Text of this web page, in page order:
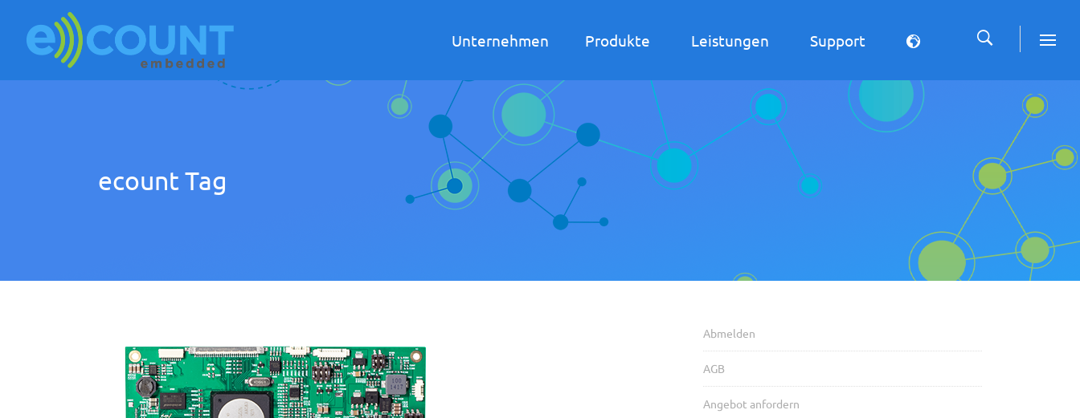
Unternehmen Produkte Leistungen Support
ecount Tag
Abmelden
AGB
Angebot anfordern